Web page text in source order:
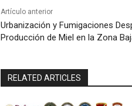
Artículo anterior
Urbanización y Fumigaciones
Producción de Miel en la Zona
RELATED ARTICLES